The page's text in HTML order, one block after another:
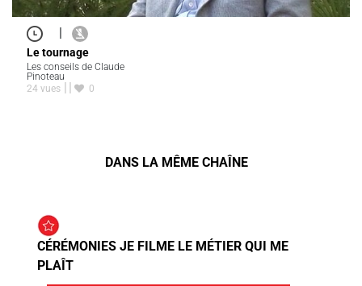
|
Le tournage
Les conseils de Claude
Pinoteau
24 vues
0
DANS LA MÊME CHAÎNE
CÉRÉMONIES JE FILME LE MÉTIER QUI ME
PLAÎT